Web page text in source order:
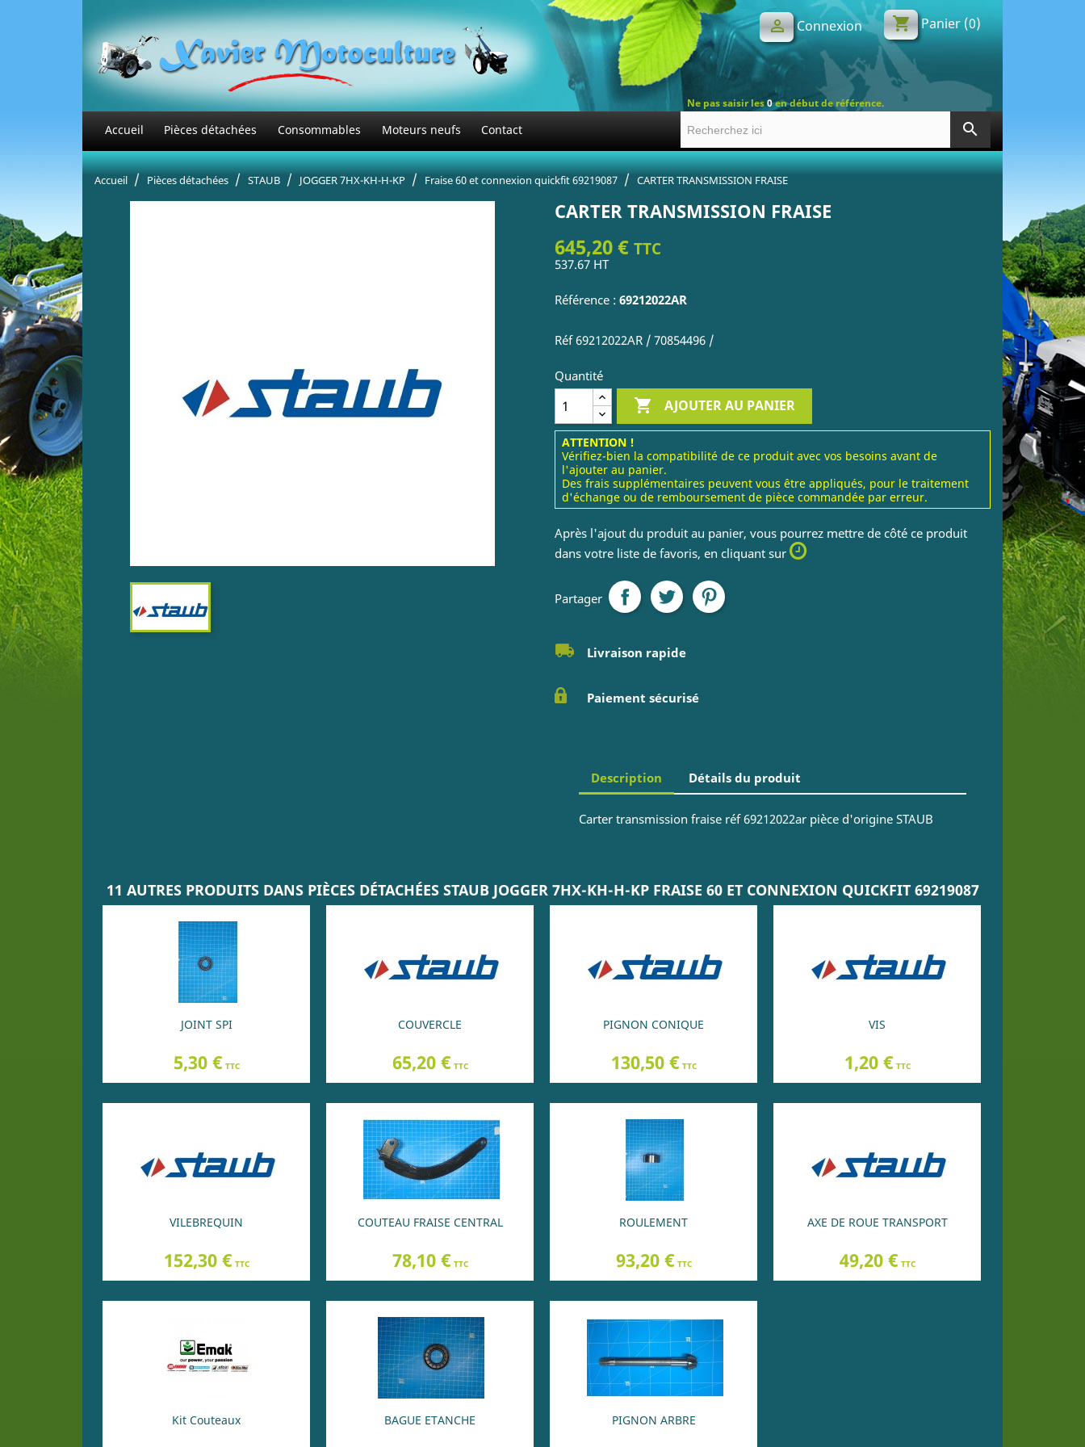
 Connexion shopping_cart Panier (0)
Accueil Pièces détachées Consommables Moteurs neufs Contact search
Ne pas saisir les0en début de référence.
Accueil Pièces détachées STAUB JOGGER 7HX-KH-H-KP Fraise 60 et connexion quickfit 69219087 CARTER TRANSMISSION FRAISE
CARTER TRANSMISSION FRAISE
645,20 € TTC
537.67 HT
Référence : 69212022AR
Réf 69212022AR / 70854496 /
Quantité
 AJOUTER AU PANIER
ATTENTION !
Vérifiez-bien la compatibilité de ce produit avec vos besoins avant de
l'ajouter au panier.
Des frais supplémentaires peuvent vous être appliqués, pour le traitement
d'échange ou de remboursement de pièce commandée par erreur.
Après l'ajout du produit au panier, vous pourrez mettre de côté ce produit
dans votre liste de favoris, en cliquant sur
Partager
Livraison rapide
Paiement sécurisé
Description Détails du produit
Carter transmission fraise réf 69212022ar pièce d'origine STAUB
11 AUTRES PRODUITS DANS PIÈCES DÉTACHÉES STAUB JOGGER 7HX-KH-H-KP FRAISE 60 ET CONNEXION QUICKFIT 69219087
JOINT SPI
Prix
5,30 € TTC
COUVERCLE
Prix
65,20 € TTC
PIGNON CONIQUE
Prix
130,50 € TTC
VIS
Prix
1,20 € TTC
VILEBREQUIN
Prix
152,30 € TTC
COUTEAU FRAISE CENTRAL
Prix
78,10 € TTC
ROULEMENT
Prix
93,20 € TTC
AXE DE ROUE TRANSPORT
Prix
49,20 € TTC
Kit Couteaux BAGUE ETANCHE PIGNON ARBRE